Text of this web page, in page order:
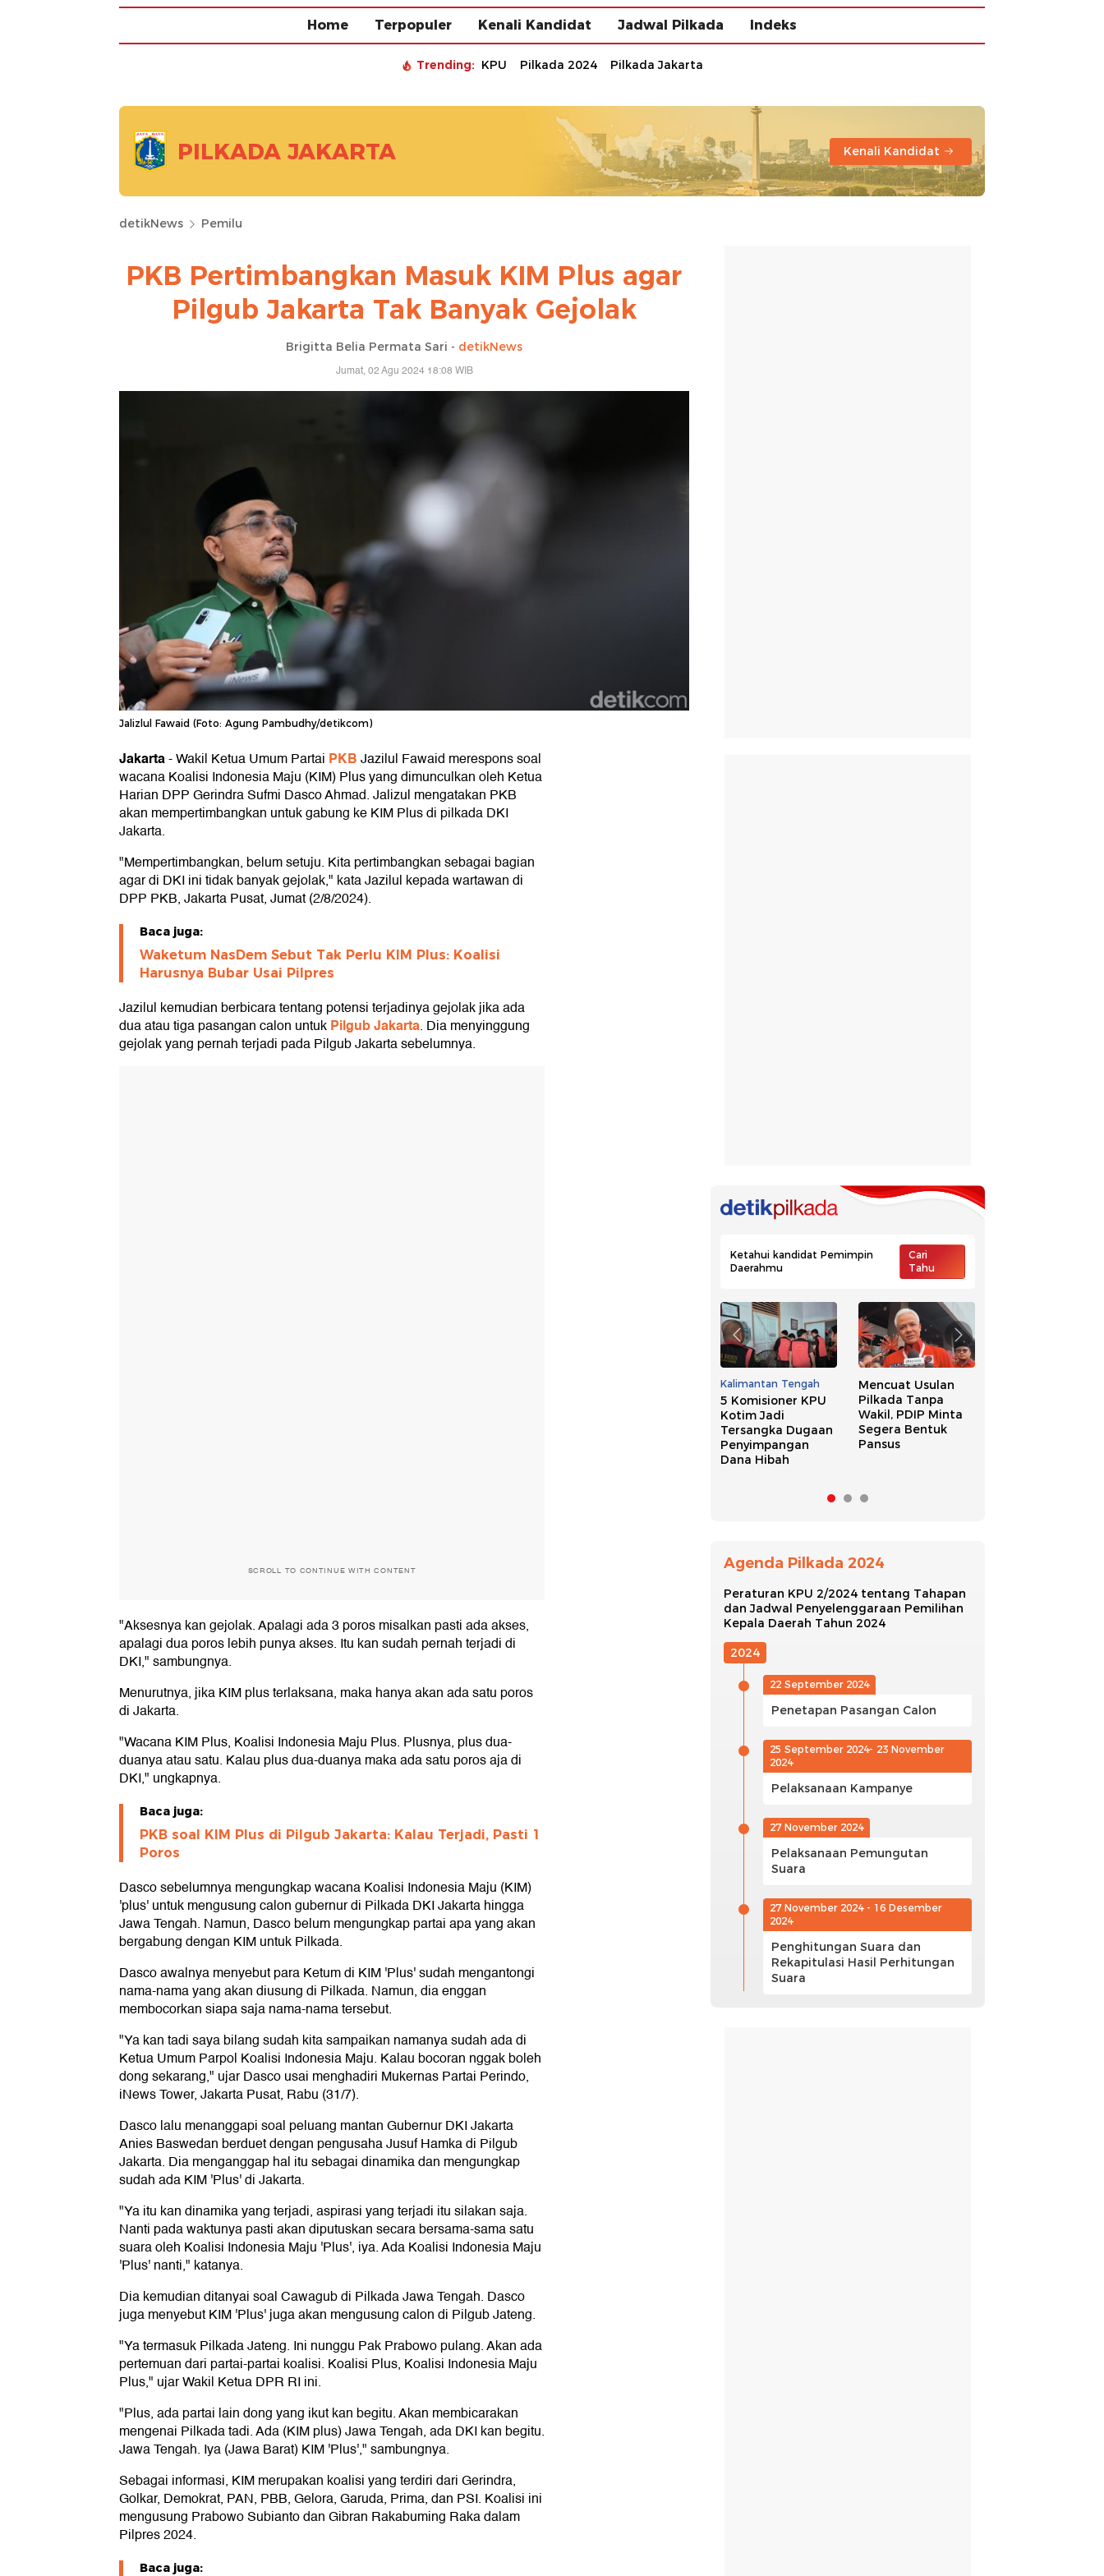
Home Terpopuler Kenali Kandidat Jadwal Pilkada Indeks
Trending: KPU Pilkada 2024 Pilkada Jakarta
PILKADA JAKARTA Kenali Kandidat
detikNews Pemilu
PKB Pertimbangkan Masuk KIM Plus agar
Pilgub Jakarta Tak Banyak Gejolak
Brigitta Belia Permata Sari - detikNews
Jumat, 02 Agu 2024 18:08 WIB
Jalizlul Fawaid (Foto: Agung Pambudhy/detikcom)
Jakarta-Wakil Ketua Umum Partai PKBJazilul Fawaid merespons soal
wacana Koalisi Indonesia Maju (KIM) Plus yang dimunculkan oleh Ketua
Harian DPP Gerindra Sufmi Dasco Ahmad. Jalizul mengatakan PKB
akan mempertimbangkan untuk gabung ke KIM Plus di pilkada DKI
Jakarta.
"Mempertimbangkan, belum setuju. Kita pertimbangkan sebagai bagian
agar di DKI ini tidak banyak gejolak," kata Jazilul kepada wartawan di
DPP PKB, Jakarta Pusat, Jumat (2/8/2024).
Baca juga:
Waketum NasDem Sebut Tak Perlu KIM Plus: Koalisi
Harusnya Bubar Usai Pilpres
Jazilul kemudian berbicara tentang potensi terjadinya gejolak jika ada
dua atau tiga pasangan calon untukPilgub Jakarta. Dia menyinggung
gejolak yang pernah terjadi pada Pilgub Jakarta sebelumnya.
SCROLL TO CONTINUE WITH CONTENT
"Aksesnya kan gejolak. Apalagi ada 3 poros misalkan pasti ada akses,
apalagi dua poros lebih punya akses. Itu kan sudah pernah terjadi di
DKI," sambungnya.
Menurutnya, jika KIM plus terlaksana, maka hanya akan ada satu poros
di Jakarta.
"Wacana KIM Plus, Koalisi Indonesia Maju Plus. Plusnya, plus dua-
duanya atau satu. Kalau plus dua-duanya maka ada satu poros aja di
DKI," ungkapnya.
Baca juga:
PKB soal KIM Plus di Pilgub Jakarta: Kalau Terjadi, Pasti 1
Poros
Dasco sebelumnya mengungkap wacana Koalisi Indonesia Maju (KIM)
'plus' untuk mengusung calon gubernur di Pilkada DKI Jakarta hingga
Jawa Tengah. Namun, Dasco belum mengungkap partai apa yang akan
bergabung dengan KIM untuk Pilkada.
Dasco awalnya menyebut para Ketum di KIM 'Plus' sudah mengantongi
nama-nama yang akan diusung di Pilkada. Namun, dia enggan
membocorkan siapa saja nama-nama tersebut.
"Ya kan tadi saya bilang sudah kita sampaikan namanya sudah ada di
Ketua Umum Parpol Koalisi Indonesia Maju. Kalau bocoran nggak boleh
dong sekarang," ujar Dasco usai menghadiri Mukernas Partai Perindo,
iNews Tower, Jakarta Pusat, Rabu (31/7).
Dasco lalu menanggapi soal peluang mantan Gubernur DKI Jakarta
Anies Baswedan berduet dengan pengusaha Jusuf Hamka di Pilgub
Jakarta. Dia menganggap hal itu sebagai dinamika dan mengungkap
sudah ada KIM 'Plus' di Jakarta.
"Ya itu kan dinamika yang terjadi, aspirasi yang terjadi itu silakan saja.
Nanti pada waktunya pasti akan diputuskan secara bersama-sama satu
suara oleh Koalisi Indonesia Maju 'Plus', iya. Ada Koalisi Indonesia Maju
'Plus' nanti," katanya.
Dia kemudian ditanyai soal Cawagub di Pilkada Jawa Tengah. Dasco
juga menyebut KIM 'Plus' juga akan mengusung calon di Pilgub Jateng.
"Ya termasuk Pilkada Jateng. Ini nunggu Pak Prabowo pulang. Akan ada
pertemuan dari partai-partai koalisi. Koalisi Plus, Koalisi Indonesia Maju
Plus," ujar Wakil Ketua DPR RI ini.
"Plus, ada partai lain dong yang ikut kan begitu. Akan membicarakan
mengenai Pilkada tadi. Ada (KIM plus) Jawa Tengah, ada DKI kan begitu.
Jawa Tengah. Iya (Jawa Barat) KIM 'Plus'," sambungnya.
Sebagai informasi, KIM merupakan koalisi yang terdiri dari Gerindra,
Golkar, Demokrat, PAN, PBB, Gelora, Garuda, Prima, dan PSI. Koalisi ini
mengusung Prabowo Subianto dan Gibran Rakabuming Raka dalam
Pilpres 2024.
Baca juga:
Ketahui kandidat Pemimpin
Daerahmu
Cari
Tahu
Kalimantan Tengah
5 Komisioner KPU
Kotim Jadi
Tersangka Dugaan
Penyimpangan
Dana Hibah
Mencuat Usulan
Pilkada Tanpa
Wakil, PDIP Minta
Segera Bentuk
Pansus
Agenda Pilkada 2024
Peraturan KPU 2/2024 tentang Tahapan
dan Jadwal Penyelenggaraan Pemilihan
Kepala Daerah Tahun 2024
2024
22 September 2024
Penetapan Pasangan Calon
25 September 2024- 23 November
2024
Pelaksanaan Kampanye
27 November 2024
Pelaksanaan Pemungutan
Suara
27 November 2024 - 16 Desember
2024
Penghitungan Suara dan
Rekapitulasi Hasil Perhitungan
Suara